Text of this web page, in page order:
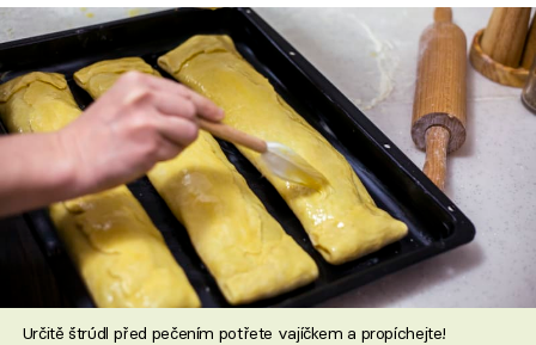
Určitě štrúdl před pečením potřete vajíčkem a propíchejte!